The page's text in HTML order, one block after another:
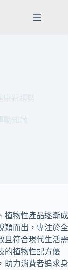
植物性產品逐漸成
穎而出，專注於全
且符合現代生活需
的植物性配方優
助力消費者追求身